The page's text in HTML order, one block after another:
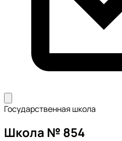
Государственная школа
Школа № 854